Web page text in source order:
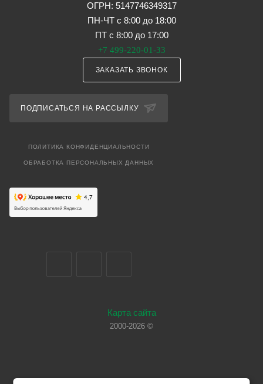
ОГРН: 5147746349317
ПН-ЧТ с 8:00 до 18:00
ПТ с 8:00 до 17:00
+7 499-220-01-33
ЗАКАЗАТЬ ЗВОНОК
ПОДПИСАТЬСЯ НА РАССЫЛКУ
ПОЛИТИКА КОНФИДЕНЦИАЛЬНОСТИ
ОБРАБОТКА ПЕРСОНАЛЬНЫХ ДАННЫХ
Карта сайта
2000-2026 ©